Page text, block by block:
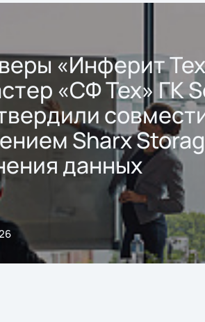
«Инферит
«СФ Тех» ГК
Sharx
данных